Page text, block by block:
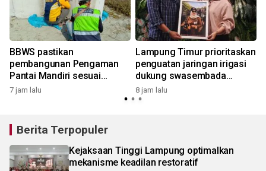
BBWS pastikan
pembangunan Pengaman
Pantai Mandiri sesuai
standar mutu
7 jam lalu
Lampung Timur prioritaskan
penguatan jaringan irigasi
dukung swasembada
pangan
8 jam lalu
Berita Terpopuler
Kejaksaan Tinggi Lampung optimalkan
mekanisme keadilan restoratif